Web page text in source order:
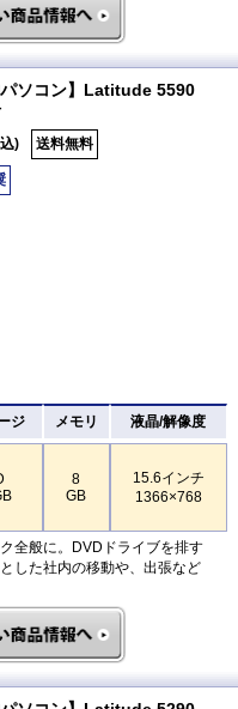
ソコン】Latitude 5590
) 送料無料
ジ メモリ 液晶/解像度
8
GB
15.6インチ
1366×768
全般に。DVDドライブを排す
した社内の移動や、出張など